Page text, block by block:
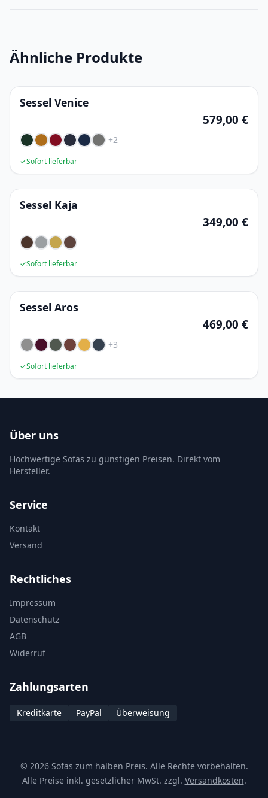
Ähnliche Produkte
Sessel Venice
579,00 €
+2
✓Sofort lieferbar
Sessel Kaja
349,00 €
✓Sofort lieferbar
Sessel Aros
469,00 €
+3
✓Sofort lieferbar
Über uns
Hochwertige Sofas zu günstigen Preisen. Direkt vom
Hersteller.
Service
Kontakt
Versand
Rechtliches
Impressum
Datenschutz
AGB
Widerruf
Zahlungsarten
Kreditkarte PayPal Überweisung
© 2026 Sofas zum halben Preis. Alle Rechte vorbehalten.
Alle Preise inkl. gesetzlicher MwSt. zzgl. Versandkosten.